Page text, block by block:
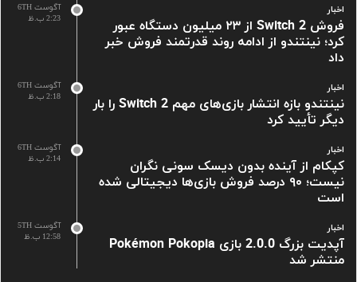
آگوست 6TH
2:23 ب.ظ
اخبار
فروش Switch 2 از ۲۳ میلیون دستگاه عبور
کرد؛ نینتندو از ادامه روند قدرتمند فروش خبر
داد
آگوست 6TH
2:18 ب.ظ
اخبار
نینتندو بازه انتشار بازی‌های مهم Switch 2 را بار
دیگر تأیید کرد
آگوست 6TH
2:14 ب.ظ
اخبار
کپکام از آینده بدون دیسک سونی نگران
نیست؛ ۹۰ درصد فروش بازی‌ها دیجیتالی شده
است
آگوست 5TH
12:58 ب.ظ
اخبار
آپدیت بزرگ 2.0.0 بازی Pokémon Pokopia
منتشر شد